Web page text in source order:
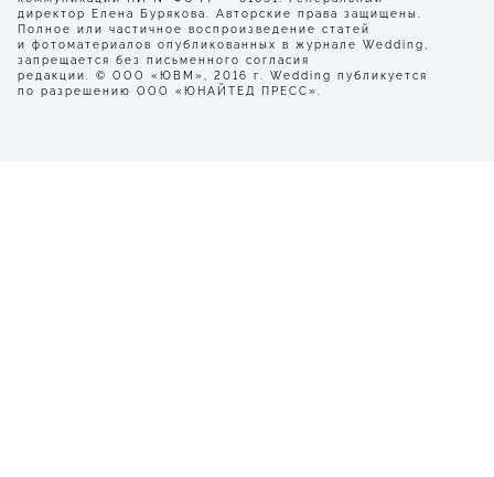
директор Елена Бурякова. Авторские права защищены.
Полное или частичное воспроизведение статей
и фотоматериалов опубликованных в журнале Wedding,
запрещается без письменного согласия
редакции. © ООО «ЮВМ», 2016 г. Wedding публикуется
по разрешению ООО «ЮНАЙТЕД ПРЕСС».